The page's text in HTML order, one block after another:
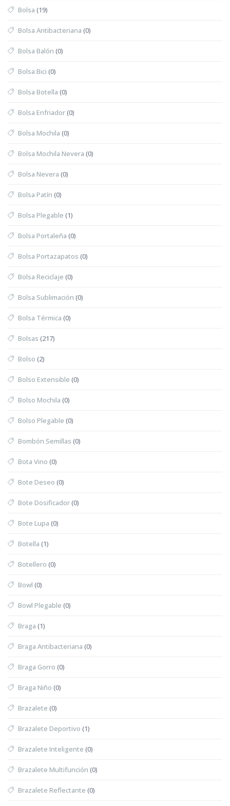
Bolsa (19)
Bolsa Antibacteriana (0)
Bolsa Balón (0)
Bolsa Bici (0)
Bolsa Botella (0)
Bolsa Enfriador(0)
Bolsa Mochila (0)
Bolsa Mochila Nevera (0)
Bolsa Nevera (0)
Bolsa Patín (0)
Bolsa Plegable (1)
Bolsa Portaleña (0)
Bolsa Portazapatos (0)
Bolsa Reciclaje (0)
Bolsa Sublimación (0)
Bolsa Térmica (0)
Bolsas (217)
Bolso (2)
Bolso Extensible (0)
Bolso Mochila (0)
Bolso Plegable (0)
Bombón Semillas (0)
Bota Vino (0)
Bote Deseo (0)
Bote Dosificador(0)
Bote Lupa (0)
Botella (1)
Botellero (0)
Bowl (0)
Bowl Plegable (0)
Braga (1)
Braga Antibacteriana (0)
Braga Gorro (0)
Braga Niño (0)
Brazalete (0)
Brazalete Deportivo (1)
Brazalete Inteligente (0)
Brazalete Multifunción (0)
Brazalete Reflectante (0)